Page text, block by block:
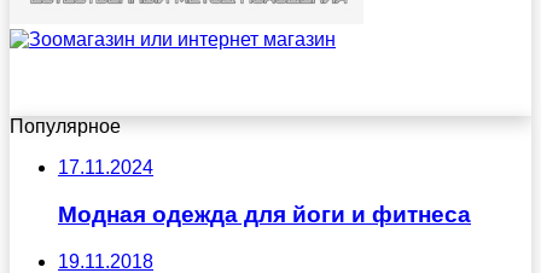
Популярное
17.11.2024
Модная одежда для йоги и фитнеса
19.11.2018